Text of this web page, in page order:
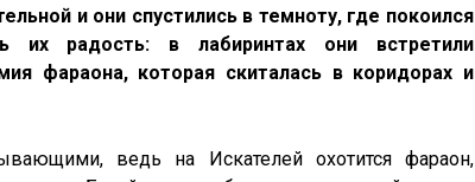
и они спустились в темноту, где покоился
их радость: в лабиринтах они встретили
фараона, которая скиталась в коридорах и
ведь на Искателей охотится фараон,